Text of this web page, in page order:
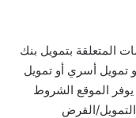
المتعلقة بتمويل بنك
تمويل أسري أو تمويل
الموقع الشروط
القرض